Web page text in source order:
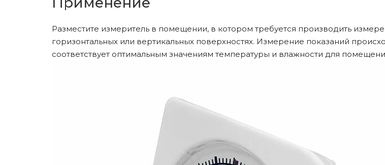
Разместите измеритель в помещении, в котором требуется производить
горизонтальных или вертикальных поверхностях. Измерение показаний
соответствует оптимальным значениям температуры и влажности для